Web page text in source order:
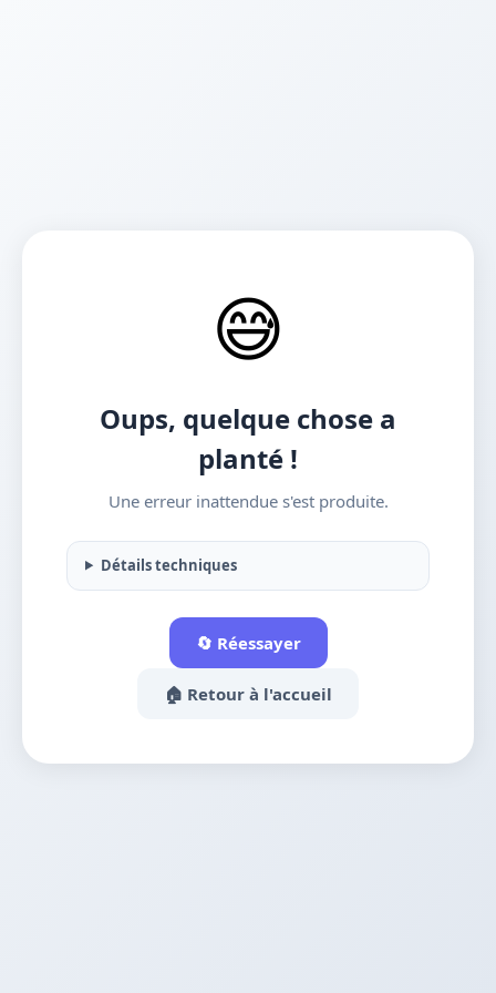
😅
Oups, quelque chose a
planté !
Une erreur inattendue s'est produite.
Détails techniques
🔄 Réessayer
🏠 Retour à l'accueil